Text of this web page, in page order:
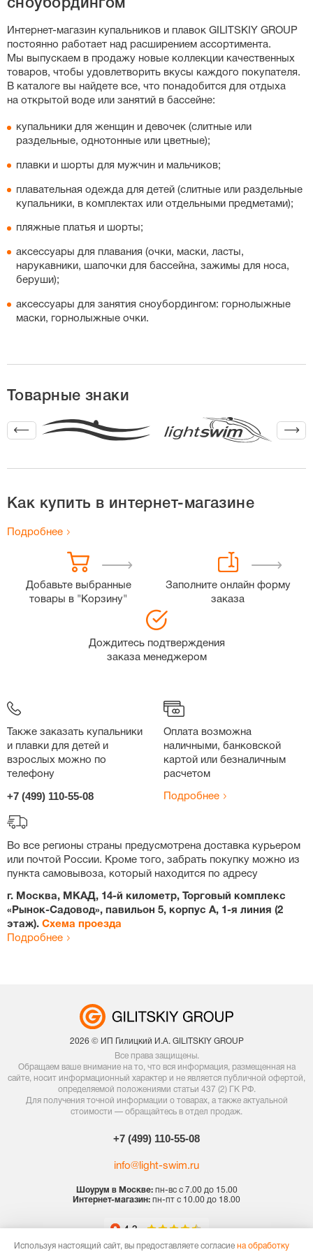
слитных купальников, особенно спортивных моделей с
если у вас высокий рост, выбирайте больший размер,
чтобы бретели не врезались в плечи. Вы также можете
свериться с нашей точной таблицей размеров на
странице каждого товара.
сноубордингом
Интернет-магазин купальников и плавок GILITSKIY GROUP
постоянно работает над расширением ассортимента.
Мы выпускаем в продажу новые коллекции качественных
товаров, чтобы удовлетворить вкусы каждого покупателя.
В каталоге вы найдете все, что понадобится для отдыха
на открытой воде или занятий в бассейне:
купальники для женщин и девочек (слитные или
раздельные, однотонные или цветные);
плавки и шорты для мужчин и мальчиков;
плавательная одежда для детей (слитные или раздельные
купальники, в комплектах или отдельными предметами);
пляжные платья и шорты;
аксессуары для плавания (очки, маски, ласты,
нарукавники, шапочки для бассейна, зажимы для носа,
беруши);
аксессуары для занятия сноубордингом: горнолыжные
маски, горнолыжные очки.
Товарные знаки
Как купить в интернет-магазине
Подробнее
Добавьте выбранные
товары в "Корзину"
Заполните онлайн форму
заказа
Дождитесь подтверждения
заказа менеджером
Также заказать купальники
и плавки для детей и
взрослых можно по
телефону
+7 (499) 110-55-08
Оплата возможна
наличными, банковской
картой или безналичным
расчетом
Подробнее
Во все регионы страны предусмотрена доставка курьером
или почтой России. Кроме того, забрать покупку можно из
пункта самовывоза, который находится по адресу
г. Москва, МКАД, 14-й километр, Торговый комплекс
«Рынок-Садовод», павильон 5, корпус А, 1-я линия (2
этаж). Схема проезда
Подробнее
2026 © ИП Гилицкий И.А. GILITSKIY GROUP
Все права защищены.
Обращаем ваше внимание на то, что вся информация, размещенная на
сайте, носит информационный характер и не является публичной офертой,
определяемой положениями статьи 437 (2) ГК РФ.
Для получения точной информации о товарах, а также актуальной
стоимости — обращайтесь в отдел продаж.
+7 (499) 110-55-08
info@light-swim.ru
Шоурум в Москве:пн-вс с 7.00 до 15.00
Интернет-магазин: пн-пт с 10.00 до 18.00
Используя настоящий сайт, вы предоставляете согласие на обработку